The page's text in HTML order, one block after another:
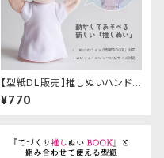
【型紙DL販売】推しぬいハンドパ
ペット＆専用Tシャツの型紙
¥770